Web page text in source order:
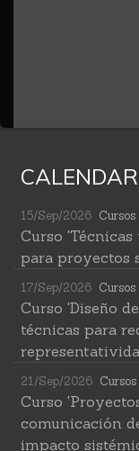
15/Sep/2026 Cursos
Curso
para proyectos
17/Sep/2026 Cursos
Curso 'Diseño
técnicas para
21/Sep/2026 Cursos
Curso
comunicación
impacto